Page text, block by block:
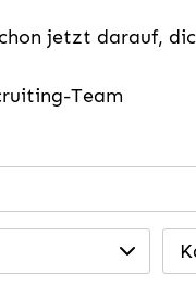
jetzt darauf,
Team